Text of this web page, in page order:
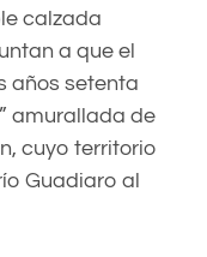
calzada
a que el
años setenta
amurallada de
cuyo territorio
Guadiaro al